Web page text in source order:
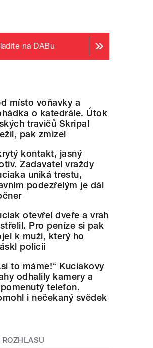
na DABu
místo voňavky a
o katedrále. Útok
travičů Skripal
pak zmizel
kontakt, jasný
Zadavatel vraždy
uniká trestu,
podezřelým je dál
otevřel dveře a vrah
Pro peníze si pak
k muži, který ho
policii
to máme!“ Kuciakovy
odhalily kamery a
telefon.
i nečekaný svědek
ROZHLASU